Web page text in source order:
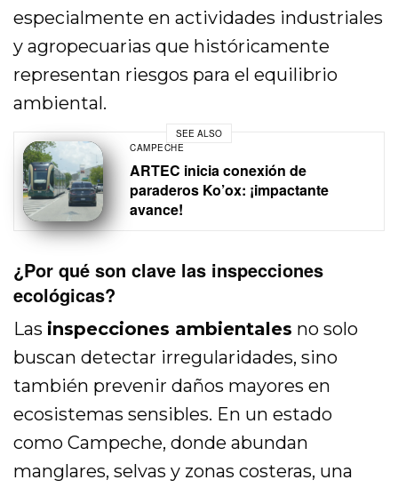
especialmente en actividades industriales
y agropecuarias que históricamente
representan riesgos para el equilibrio
ambiental.
SEE ALSO
CAMPECHE
ARTEC inicia conexión de
paraderos Ko’ox: ¡impactante
avance!
¿Por qué son clave las inspecciones
ecológicas?
Las inspecciones ambientales no solo
buscan detectar irregularidades, sino
también prevenir daños mayores en
ecosistemas sensibles. En un estado
como Campeche, donde abundan
manglares, selvas y zonas costeras, una